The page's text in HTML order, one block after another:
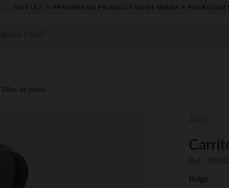
OUTLET // APROVECHA PRODUCTOS DE MODA Y
de paseo
Beige